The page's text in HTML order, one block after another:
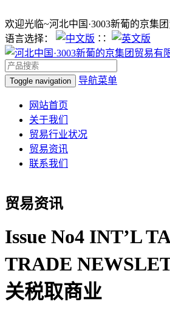
欢迎光临~河北中国·3003新葡的京集
语言选择：
∷
Toggle navigation 导航菜单
网站首页
关于我们
贸易行业状况
贸易资讯
联系我们
贸易资讯
Issue No4 INT’L
TRADE
关税取商业